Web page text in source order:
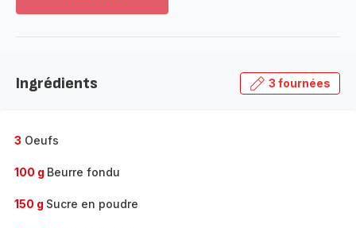
gamme
Ingrédients 3 fournées
3 Oeufs
100 g Beurre fondu
150 g Sucre en poudre